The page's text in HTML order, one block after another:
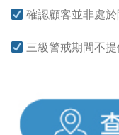
確認顧客並非處
三級警戒期間不